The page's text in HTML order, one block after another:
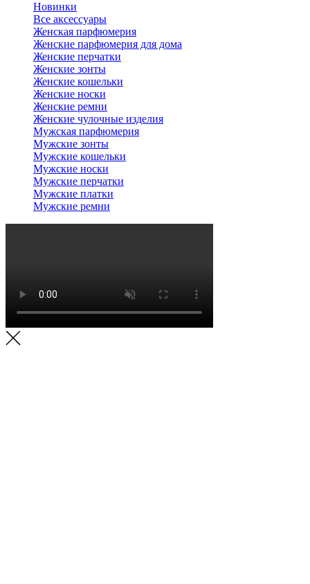
Новинки
Все аксессуары
Женская парфюмерия
Женские парфюмерия для дома
Женские перчатки
Женские зонты
Женские кошельки
Женские носки
Женские ремни
Женские чулочные изделия
Мужская парфюмерия
Мужские зонты
Мужские кошельки
Мужские носки
Мужские перчатки
Мужские платки
Мужские ремни